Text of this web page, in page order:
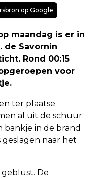
op Google
maandag is er in
de Savornin
Rond 00:15
voor
ter plaatse
al uit de schuur.
bankje in de brand
naar het
De